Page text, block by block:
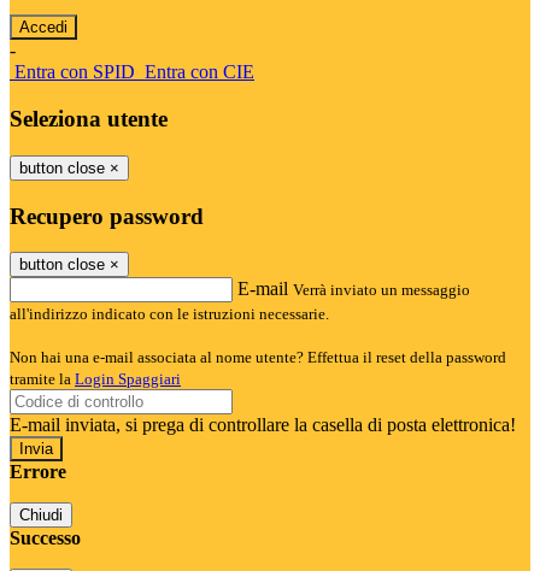
-
Entra con SPID Entra con CIE
Seleziona utente
button close ×
Recupero password
button close ×
E-mail Verrà inviato un messaggio
all'indirizzo indicato con le istruzioni necessarie.
Non hai una e-mail associata al nome utente? Effettua il reset della password
tramite la Login Spaggiari
E-mail inviata, si prega di controllare la casella di posta elettronica!
Errore
Chiudi
Successo